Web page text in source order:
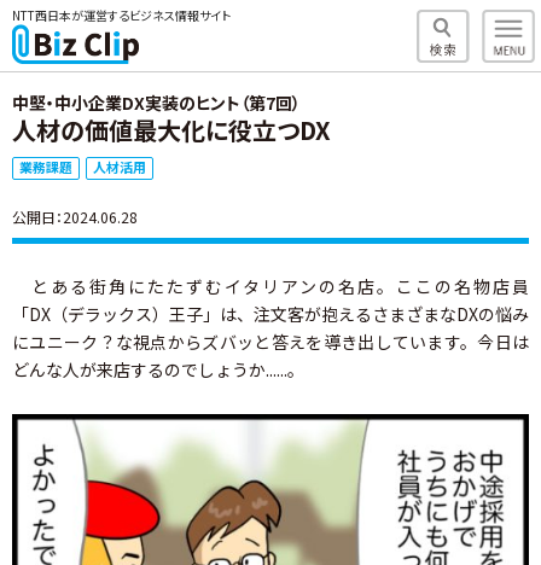
NTT西日本が運営するビジネス情報サイト
中堅・中小企業DX実装のヒント（第7回）
人材の価値最大化に役立つDX
業務課題 人材活用
公開日：2024.06.28
とある街角にたたずむイタリアンの名店。ここの名物店員
「DX（デラックス）王子」は、注文客が抱えるさまざまなDXの悩み
にユニーク？な視点からズバッと答えを導き出しています。今日は
どんな人が来店するのでしょうか......。